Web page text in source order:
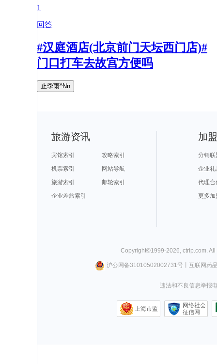
1
回答
#汉庭酒店(北京前门天坛西门店)#
门口打车去故宫方便吗
止季雨^Nn
旅游资讯
宾馆索引
攻略索引
机票索引
网站导航
旅游索引
邮轮索引
企业差旅索引
加
分销联
企业礼
代理合
更多加
Copyright©1999-2026 ctrip.com .
沪公网备31010502002731号丨 互联网药
违法和不良信息举报
上海市监
网络社会
征信网